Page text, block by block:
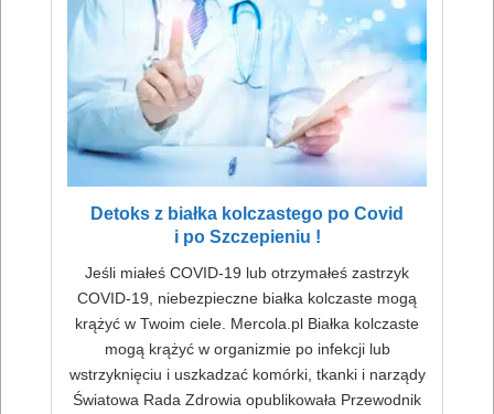
Detoks z białka kolczastego po Covid
i po Szczepieniu !
Jeśli miałeś COVID-19 lub otrzymałeś zastrzyk
COVID-19, niebezpieczne białka kolczaste mogą
krążyć w Twoim ciele. Mercola.pl Białka kolczaste
mogą krążyć w organizmie po infekcji lub
wstrzyknięciu i uszkadzać komórki, tkanki i narządy
Światowa Rada Zdrowia opublikowała Przewodnik